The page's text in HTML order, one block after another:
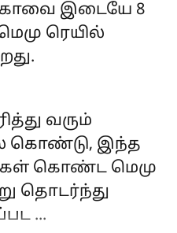
இடையே 8
ரெயில்
வரும்
கொண்டு, இந்த
கொண்ட மெமு
தொடர்ந்து
...